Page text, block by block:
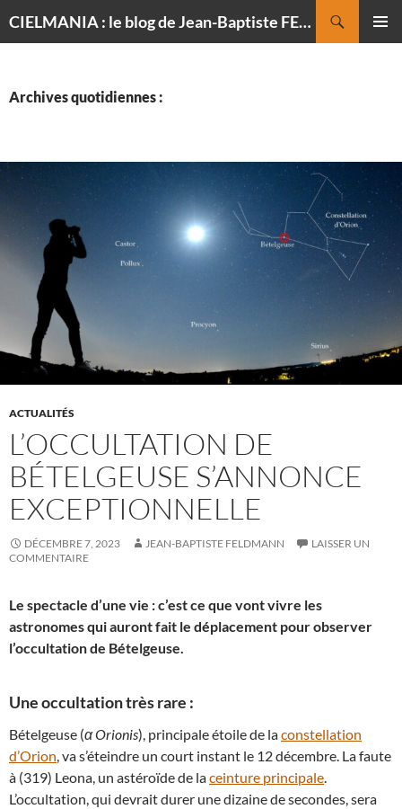
CIELMANIA : le blog de Jean-Baptiste FELDMANN, photographe du ciel
Archives quotidiennes :
ACTUALITÉS
L’OCCULTATION DE
BÉTELGEUSE S’ANNONCE
EXCEPTIONNELLE
DÉCEMBRE 7, 2023 JEAN-BAPTISTE FELDMANN
LAISSER UN
COMMENTAIRE
Le spectacle d’une vie : c’est ce que vont vivre les
astronomes qui auront fait le déplacement pour observer
l’occultation de Bételgeuse.
Une occultation très rare :
Bételgeuse (α Orionis), principale étoile de laconstellation
d’Orion, va s’éteindre un court instant le 12 décembre. La faute
à (319) Leona, un astéroïde de laceinture principale.
L’occultation, qui devrait durer une dizaine de secondes, sera